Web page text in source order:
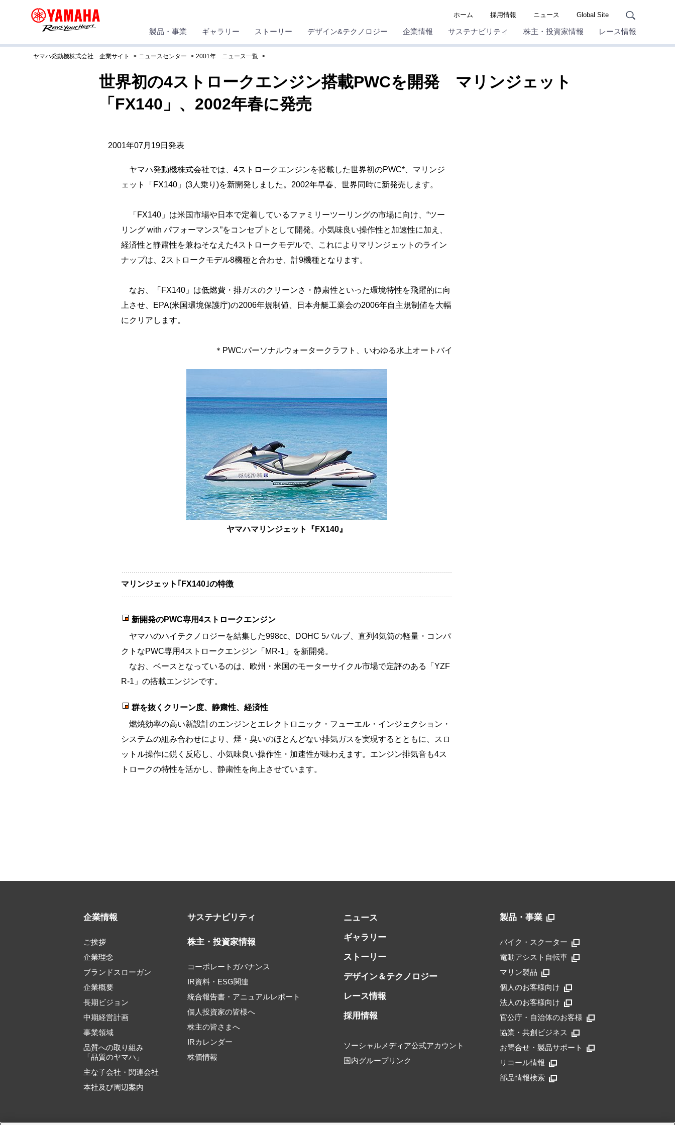
ホーム 採用情報 ニュース Global Site
製品・事業 ギャラリー ストーリー デザイン&テクノロジー 企業情報 サステナビリティ 株主・投資家情報 レース情報
ヤマハ発動機株式会社 企業サイト ニュースセンター 2001年 ニュース一覧
世界初の4ストロークエンジン搭載PWCを開発 マリンジェット
「FX140」、2002年春に発売
2001年07月19日発表
ヤマハ発動機株式会社では、4ストロークエンジンを搭載した世界初のPWC*、マリンジ
ェット「FX140」(3人乗り)を新開発しました。2002年早春、世界同時に新発売します。
「FX140」は米国市場や日本で定着しているファミリーツーリングの市場に向け、“ツー
リング with パフォーマンス”をコンセプトとして開発。小気味良い操作性と加速性に加え、
経済性と静粛性を兼ねそなえた4ストロークモデルで、これによりマリンジェットのライン
ナップは、2ストロークモデル8機種と合わせ、計9機種となります。
なお、「FX140」は低燃費・排ガスのクリーンさ・静粛性といった環境特性を飛躍的に向
上させ、EPA(米国環境保護庁)の2006年規制値、日本舟艇工業会の2006年自主規制値を大幅
にクリアします。
＊PWC:パーソナルウォータークラフト、いわゆる水上オートバイ
ヤマハマリンジェット『FX140』
マリンジェット｢FX140｣の特徴
新開発のPWC専用4ストロークエンジン
ヤマハのハイテクノロジーを結集した998cc、DOHC 5バルブ、直列4気筒の軽量・コンパ
クトなPWC専用4ストロークエンジン「MR-1」を新開発。
なお、ベースとなっているのは、欧州・米国のモーターサイクル市場で定評のある「YZF
R-1」の搭載エンジンです。
群を抜くクリーン度、静粛性、経済性
燃焼効率の高い新設計のエンジンとエレクトロニック・フューエル・インジェクション・
システムの組み合わせにより、煙・臭いのほとんどない排気ガスを実現するとともに、スロ
ットル操作に鋭く反応し、小気味良い操作性・加速性が味わえます。エンジン排気音も4ス
トロークの特性を活かし、静粛性を向上させています。
企業情報
ご挨拶
企業理念
ブランドスローガン
企業概要
長期ビジョン
中期経営計画
事業領域
品質への取り組み
「品質のヤマハ」
主な子会社・関連会社
本社及び周辺案内
サステナビリティ
株主・投資家情報
コーポレートガバナンス
IR資料・ESG関連
統合報告書・アニュアルレポート
個人投資家の皆様へ
株主の皆さまへ
IRカレンダー
株価情報
ニュース
ギャラリー
ストーリー
デザイン＆テクノロジー
レース情報
採用情報
ソーシャルメディア公式アカウント
国内グループリンク
製品・事業
バイク・スクーター
電動アシスト自転車
マリン製品
個人のお客様向け
法人のお客様向け
官公庁・自治体のお客様
協業・共創ビジネス
お問合せ・製品サポート
リコール情報
部品情報検索